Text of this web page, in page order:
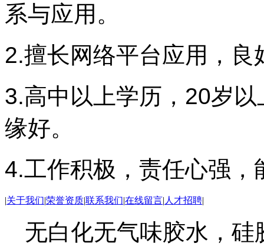
系与应用。
2.擅长网络平台应用，
3.高中以上学历，20岁
缘好。
4.工作积极，责任心强，
|关于我们|荣誉资质|联系我们|在线留言| 人才招聘|
无白化无气味胶水，